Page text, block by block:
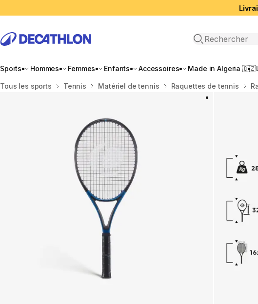
Recherche
Sports Hommes Femmes Enfants Accessoires Made in Algeria 🇩🇿
Accueil
Tous les sports Tennis Matériel de tennis Raquettes de tennis